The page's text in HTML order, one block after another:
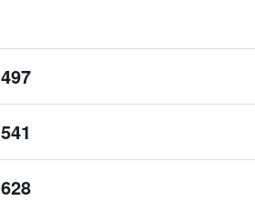
497 ﷼
541 ﷼
628 ﷼